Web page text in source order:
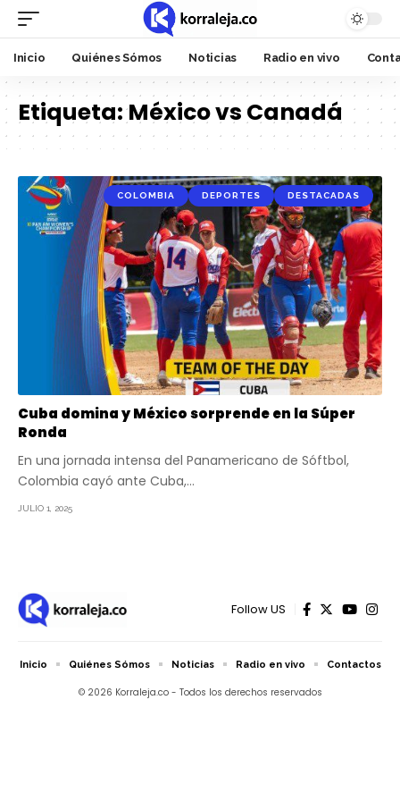
Inicio Quiénes Sómos Noticias Radio en vivo
Etiqueta:México vs Canadá
COLOMBIA DEPORTES DESTACADAS
Cuba domina y México sorprende en la Súper
Ronda
En una jornada intensa del Panamericano de Sóftbol,
Colombia cayó ante Cuba,…
JULIO 1, 2025
Follow US
© 2026 Korraleja.co - Todos los derechos reservados
Inicio Quiénes Sómos Noticias Radio en vivo Contactos